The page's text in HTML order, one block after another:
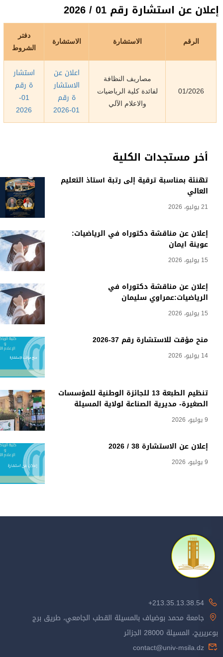
أخر مستجدات الكلية
تهنئة بمناسبة ترقية إلى رتبة أستاذ التعليم
العالي
21 يوليو، 2026
إعلان عن مناقشة دكتوراه في الرياضيات:
عوينة ايمان
15 يوليو، 2026
إعلان عن مناقشة دكتوراه في
الرياضيات:عمراوي سليمان
15 يوليو، 2026
منح مؤقت للاستشارة رقم 37-2026
14 يوليو، 2026
تنظيم الطبعة 13 للجائزة الوطنية للمؤسسات
الصغيرة- مديرية الصناعة لولاية المسيلة
9 يوليو، 2026
إعلان عن الاستشارة 38 / 2026
9 يوليو، 2026
إعلان عن استشارة رقم 01 / 2026
الرقم الاستشارة الاستشارة
دفتر
الشروط
01/2026
مصاريف النظافة
لفائدة كلية الرياضيات
والاعلام الآلي
اعلان عن
الاستشار
ة رقم
01-2026
استشار
ة رقم
01-
2026
213.35.13.38.54+
جامعة محمد بوضياف بالمسيلة القطب الجامعي، طريق برج
بوعريريج، المسيلة 28000 الجزائر
contact@univ-msila.dz